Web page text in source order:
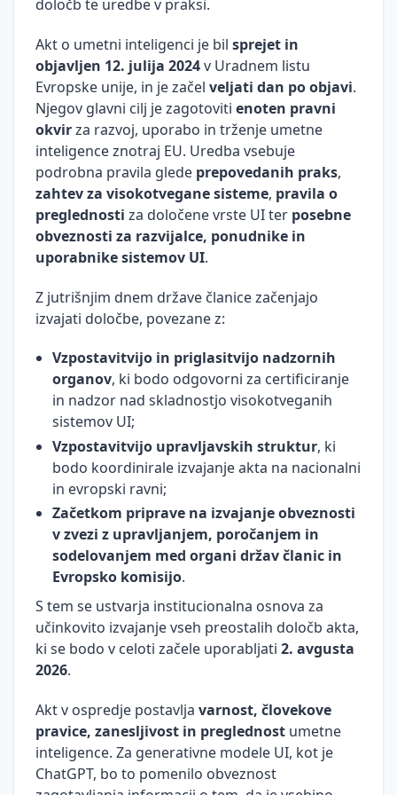
Obveznosti
direktorjev
v koncernu
Obveznosti
direktorja
do drugih
organov
družbe
Obveznosti
pri
poslov in
poslovanju
tveganimi
dolžniki
Prijava
terjatev
Odgovornost
direktorja za
zagotavljanje
varstva
kapitala
uvedbi
postopka
zoper delavca
Obveznosti
v zvezi s
sindikati in
obveznosti
ob stavki
delavcev
Obveznosti v
zvezi s
sodelovanjem
upravljanju
glede
preprečevanja
dela in
zaposlovanja
na črno
Minimalna
Korona
virus -
zakonodaja
in ukrepi
Plače v
javnem
sektorju
Arhiviranje
dokumentacije
Povračila
stroškov
v zvezi z
Dvig
učinkovitosti
organizaciji
Učinkovito
sodelovanje
z mediji
EKOmunikacije
Video
trženje –
najbolj
priljubljen
trženja
Osebni
branding
LinkedInu
Osnove
finančnega
menedžmenta
Družbeno
odgovorno
Krizno
komuniciranje
Trajnostno
Reinvencija
vodstvene
vloge
človeških
absentizem
Trpinčenje
delovnem
mestu ali
mobin
Varnost in
zdravje
zaposlenih
Motiviranje
Preprečevanje
in reševanje
konfliktov v
delovnih
razmerjih
Timsko
delo
Mentorstvo
in obratno
mentorstvo
Vodenje v
"novi
realnosti"
komunikacija
v vodenju
Vpeljevanje
sprememb
v vodenju
Uporaba
moderiranja
pri vodenju
Appreciative
Inquiry (AI):
pozitivna
revolucija v
upravljanju
sprememb
Reševanje
težav (šest
razmišljanja)
orodje
vodenja
dopisa
Posebnosti
uporabe
e-pošte
Sovražni
govor
Priprava
govora,
nastopa
določb te uredbe v praksi.
Akt o umetni inteligenci je bil sprejet in
objavljen 12. julija 2024v Uradnem listu
Evropske unije, in je začel veljati dan po objavi.
Njegov glavni cilj je zagotoviti enoten pravni
okvirza razvoj, uporabo in trženje umetne
inteligence znotraj EU. Uredba vsebuje
podrobna pravila glede prepovedanih praks,
zahtev za visokotvegane sisteme, pravila o
preglednosti za določene vrste UI ter posebne
obveznosti za razvijalce, ponudnike in
uporabnike sistemov UI.
Z jutrišnjim dnem države članice začenjajo
izvajati določbe, povezane z:
Vzpostavitvijo in priglasitvijo nadzornih
organov, ki bodo odgovorni za certificiranje
in nadzor nad skladnostjo visokotveganih
sistemov UI;
Vzpostavitvijo upravljavskih struktur, ki
bodo koordinirale izvajanje akta na nacionalni
in evropski ravni;
Začetkom priprave na izvajanje obveznosti
v zvezi z upravljanjem, poročanjem in
sodelovanjem med organi držav članic in
Evropsko komisijo.
S tem se ustvarja institucionalna osnova za
učinkovito izvajanje vseh preostalih določb akta,
ki se bodo v celoti začele uporabljati 2. avgusta
2026.
Akt v ospredje postavlja varnost, človekove
pravice, zanesljivost in preglednost umetne
inteligence. Za generativne modele UI, kot je
ChatGPT, bo to pomenilo obveznost